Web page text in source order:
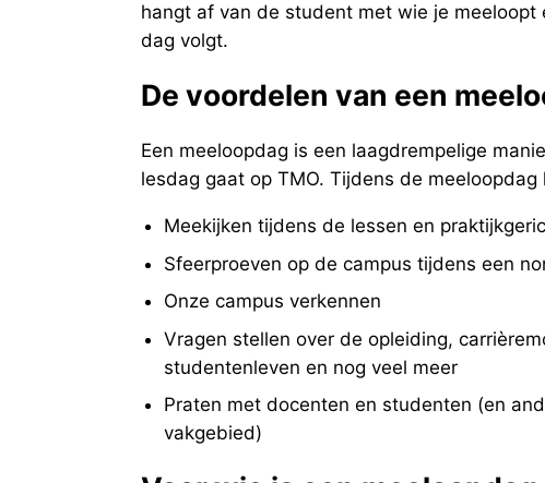
hangt af van de student met wie je meeloopt
dag volgt.
De voordelen van een
Een meeloopdag is een laagdrempelige
lesdag gaat op TMO. Tijdens de meeloopdag
Meekijken tijdens de lessen en
Sfeerproeven op de campus tijdens een
Onze campus verkennen
Vragen stellen over de opleiding,
studentenleven en nog veel meer
Praten met docenten en studenten (en
vakgebied)